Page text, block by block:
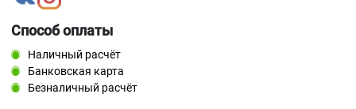
Способ оплаты
Наличный расчёт
Банковская карта
Безналичный расчёт